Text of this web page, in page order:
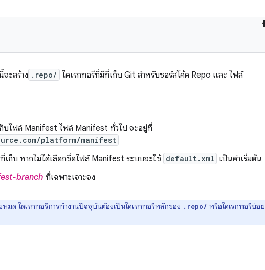
ะสร้าง .repo/
ไดเรกทอรีที่มีที่เก็บ Git สำหรับซอร์สโค้ด Repo และ ไฟล์
บไฟล์ Manifest ไฟล์ Manifest ทั่วไป จะอยู่ที่
platform/manifest
ก็บ หากไม่ได้เลือกชื่อไฟล์ Manifest ระบบจะใช้ default.xml เป็นค่าเริ่มต้น
branch ที่เฉพาะเจาะจง
มด ไดเรกทอรีการทำงานปัจจุบันต้องเป็นไดเรกทอรีหลักของ .repo/ หรือไดเรกทอรีย่อย